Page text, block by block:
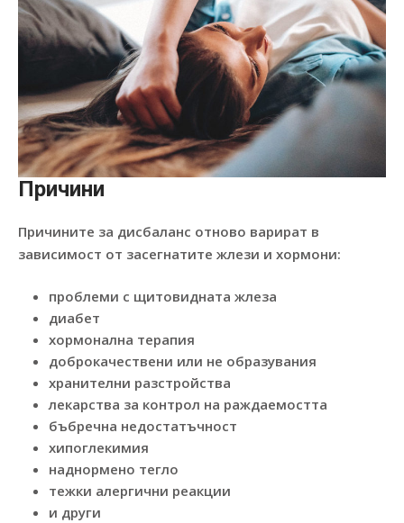
Причини
Причините за дисбаланс отново варират в
зависимост от засегнатите жлези и хормони:
проблеми с щитовидната жлеза
диабет
хормонална терапия
доброкачествени или не образувания
хранителни разстройства
лекарства за контрол на раждаемостта
бъбречна недостатъчност
хипоглекимия
наднормено тегло
тежки алергични реакции
и други